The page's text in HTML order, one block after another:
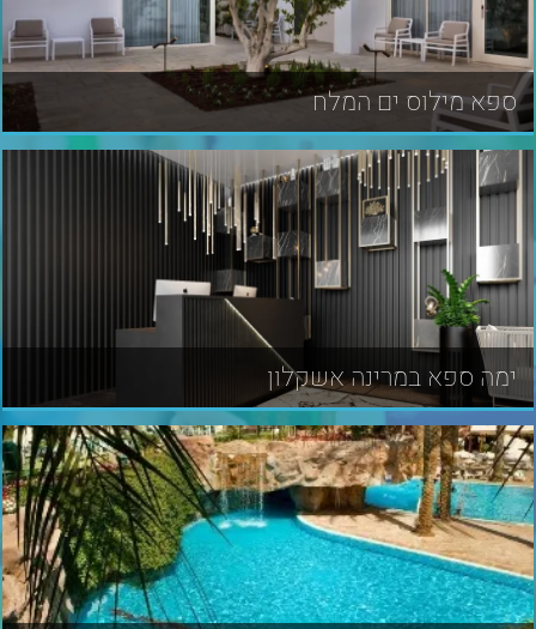
ספא מילוס ים המלח
ימה ספא במרינה אשקלון